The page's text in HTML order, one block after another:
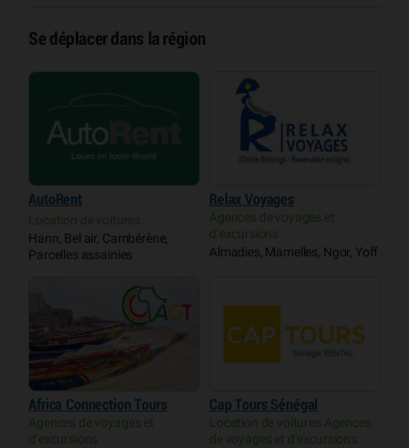
Se déplacer dans la région
AutoRent
Location de voitures
Hann, Bel air, Cambérène,
Parcelles assainies
Relax Voyages
Agences de voyages et
d’excursions
Almadies, Mamelles, Ngor, Yoff
Africa Connection Tours
Agences de voyages et
d’excursions
Cap Tours Sénégal
Location de voitures Agences
de voyages et d’excursions